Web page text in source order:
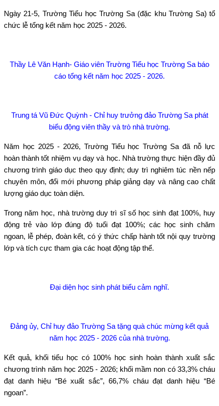
Ngày 21-5, Trường Tiểu học Trường Sa (đặc khu Trường Sa) tổ
chức lễ tổng kết năm học 2025 - 2026.
Thầy Lê Văn Hạnh- Giáo viên Trường Tiểu học Trường Sa báo
cáo tổng kết năm học 2025 - 2026.
Trung tá Vũ Đức Quỳnh - Chỉ huy trưởng đảo Trường Sa phát
biểu động viên thầy và trò nhà trường.
Năm học 2025 - 2026, Trường Tiểu học Trường Sa đã nỗ lực
hoàn thành tốt nhiệm vụ dạy và học. Nhà trường thực hiện đầy đủ
chương trình giáo dục theo quy định; duy trì nghiêm túc nền nếp
chuyên môn, đổi mới phương pháp giảng dạy và nâng cao chất
lượng giáo dục toàn diện.
Trong năm học, nhà trường duy trì sĩ số học sinh đạt 100%, huy
động trẻ vào lớp đúng độ tuổi đạt 100%; các học sinh chăm
ngoan, lễ phép, đoàn kết, có ý thức chấp hành tốt nội quy trường
lớp và tích cực tham gia các hoạt động tập thể.
Đại diện học sinh phát biểu cảm nghĩ.
Đảng ủy, Chỉ huy đảo Trường Sa tặng quà chúc mừng kết quả
năm học 2025 - 2026 của nhà trường.
Kết quả, khối tiểu học có 100% học sinh hoàn thành xuất sắc
chương trình năm học 2025 - 2026; khối mầm non có 33,3% cháu
đạt danh hiệu “Bé xuất sắc”, 66,7% cháu đạt danh hiệu “Bé
ngoan”.